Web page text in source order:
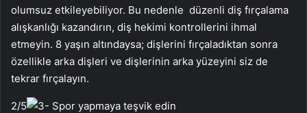
olumsuz etkileyebiliyor. Bu nedenle düzenli diş fırçalama
alışkanlığı kazandırın, diş hekimi kontrollerini ihmal
etmeyin. 8 yaşın altındaysa; dişlerini fırçaladıktan sonra
özellikle arka dişleri ve dişlerinin arka yüzeyini siz de
tekrar fırçalayın.
2/5